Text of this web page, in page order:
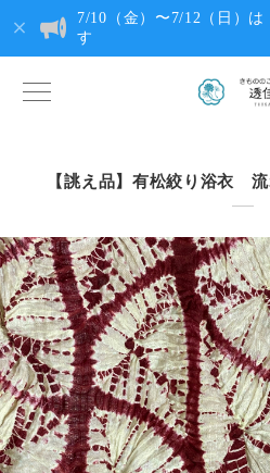
7/10（金）〜7/12（日）は
す
【誂え品】有松絞り浴衣